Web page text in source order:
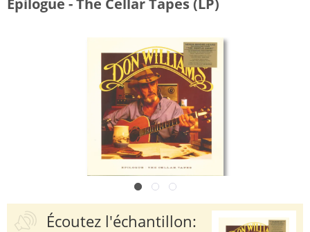
Epilogue - The Cellar Tapes (LP)
Écoutez l'échantillon: